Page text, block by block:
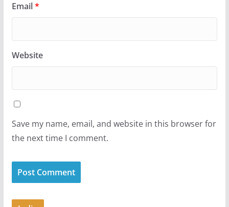
Email*
Website
Save my name, email, and website in this browser for
the next time I comment.